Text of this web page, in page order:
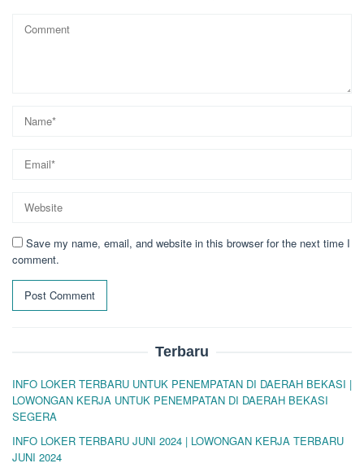
Save my name, email, and website in this browser for the next time I
comment.
Terbaru
INFO LOKER TERBARU UNTUK PENEMPATAN DI DAERAH BEKASI |
LOWONGAN KERJA UNTUK PENEMPATAN DI DAERAH BEKASI
SEGERA
INFO LOKER TERBARU JUNI 2024 | LOWONGAN KERJA TERBARU
JUNI 2024